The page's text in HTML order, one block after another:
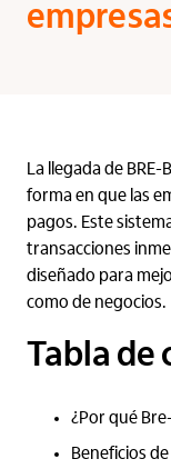
La llegada de
forma en que las
pagos. Este
transacciones
diseñado para
como de negocios.
Tabla de
¿Por qué
Beneficios